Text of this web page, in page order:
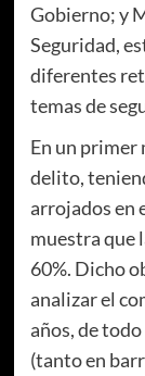
Gobierno; y
Seguridad,
diferentes
temas de
En un primer
delito,
arrojados en
muestra que
60%. Dicho
analizar el
años, de
(tanto en